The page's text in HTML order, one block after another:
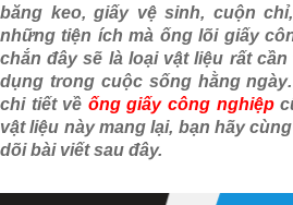
băng keo, giấy vệ sinh, cuộn
những tiện ích mà ống lõi giấy
chắn đây sẽ là loại vật liệu rất
dụng trong cuộc sống hằng
chi tiết về ống giấy công nghiệp
vật liệu này mang lại, bạn hãy
dõi bài viết sau đây.